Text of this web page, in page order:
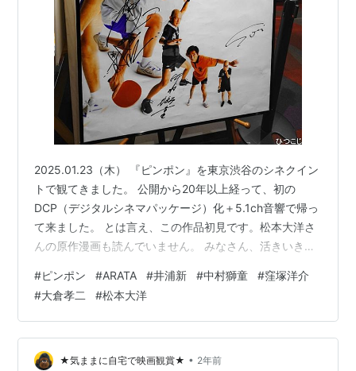
2025.01.23（木） 『ピンポン』を東京渋谷のシネクイン
トで観てきました。 公開から20年以上経って、初の
DCP（デジタルシネマパッケージ）化＋5.1ch音響で帰っ
て来ました。 とは言え、この作品初見です。松本大洋さ
んの原作漫画も読んでいません。 みなさん、活きいきし
ポーツ青春物語で、手に汗握る試合のシーンはCGとのこ
と、凄いです。 中村獅童さんは印象的な良いキャラクタ
ーで、噂に聞くARATA（井浦新）さんは本当にイケメン
でした。 この作品、映画館で楽しめて本当によかった！
公開館はここシネクイントだけみたい。 普通に全国展開
#ピンポン #ARATA #井浦新 #中村獅童 #窪塚洋介
#大倉孝二 #松本大洋
★気ままに自宅で映画観賞★ • 2年前